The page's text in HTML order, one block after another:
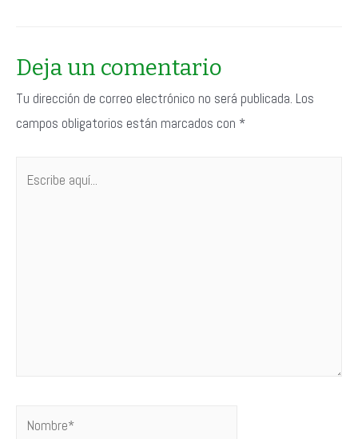
Deja un comentario
Tu dirección de correo electrónico no será publicada. Los
campos obligatorios están marcados con *
Nombre*